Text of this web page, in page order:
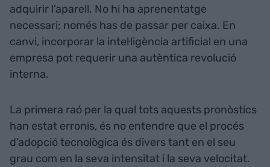
adquirir l'aparell. No hi ha aprenentatge
necessari; només has de passar per caixa. En
canvi, incorporar la intel·ligència artificial en una
empresa pot requerir una autèntica revolució
interna.
La primera raó per la qual tots aquests pronòstics
han estat erronis, és no entendre que el procés
d’adopció tecnològica és divers tant en el seu
grau com en la seva intensitat i la seva velocitat.